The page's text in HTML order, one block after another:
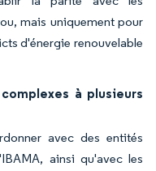
mais uniquement pour
d'énergie renouvelable
à plusieurs
avec des entités
ainsi qu'avec les